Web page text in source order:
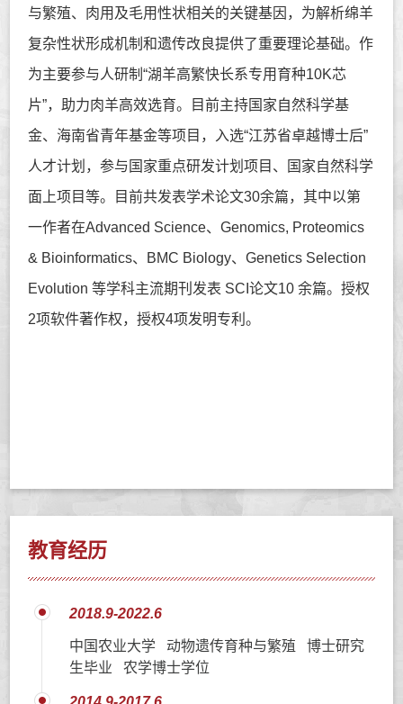
与繁殖、肉用及毛用性状相关的关键基因，为解析绵羊
复杂性状形成机制和遗传改良提供了重要理论基础。作
为主要参与人研制“湖羊高繁快长系专用育种10K芯
片”，助力肉羊高效选育。目前主持国家自然科学基
金、海南省青年基金等项目，
入选“江苏省卓越博士后”
人才计划 ，参与国家重点研发计划项目、国家自然科学
面上项目等。
目前共发表学术论文30余篇，其中以第
一作者在Advanced Science、Genomics, Proteomics
& Bioinformatics、BMC Biology、Genetics Selection
Evolution 等学科主流期刊发表 SCI论文10 余篇。授权
2项软件著作权，授权4项发明专利。
教育经历
2018.9-2022.6
中国农业大学 动物遗传育种与繁殖 博士研究
生毕业 农学博士学位